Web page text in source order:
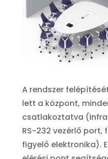
A rendszer
lett a központ,
csatlakoztatva
RS-232 vezérlő port,
figyelő elektronika).